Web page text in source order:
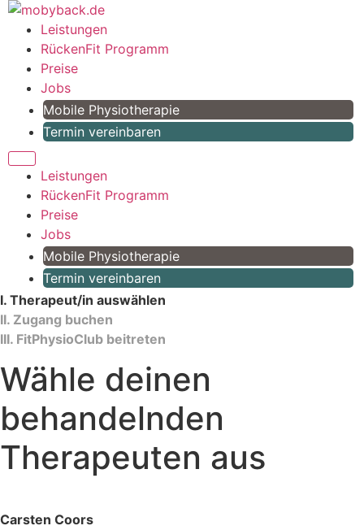
Zum
Inhalt
springen
Leistungen
RückenFit Programm
Preise
Jobs
Mobile Physiotherapie
Termin vereinbaren
Leistungen
RückenFit Programm
Preise
Jobs
Mobile Physiotherapie
Termin vereinbaren
I. Therapeut/in auswählen
II. Zugang buchen
III. FitPhysioClub beitreten
Wähle deinen
behandelnden
Therapeuten aus
Carsten Coors